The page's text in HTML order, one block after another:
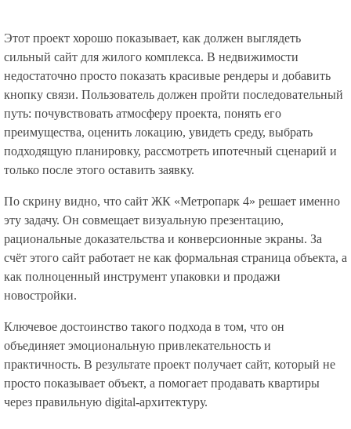
Этот проект хорошо показывает, как должен выглядеть
сильный сайт для жилого комплекса. В недвижимости
недостаточно просто показать красивые рендеры и добавить
кнопку связи. Пользователь должен пройти последовательный
путь: почувствовать атмосферу проекта, понять его
преимущества, оценить локацию, увидеть среду, выбрать
подходящую планировку, рассмотреть ипотечный сценарий и
только после этого оставить заявку.
По скрину видно, что сайт ЖК «Метропарк 4» решает именно
эту задачу. Он совмещает визуальную презентацию,
рациональные доказательства и конверсионные экраны. За
счёт этого сайт работает не как формальная страница объекта, а
как полноценный инструмент упаковки и продажи
новостройки.
Ключевое достоинство такого подхода в том, что он
объединяет эмоциональную привлекательность и
практичность. В результате проект получает сайт, который не
просто показывает объект, а помогает продавать квартиры
через правильную digital-архитектуру.